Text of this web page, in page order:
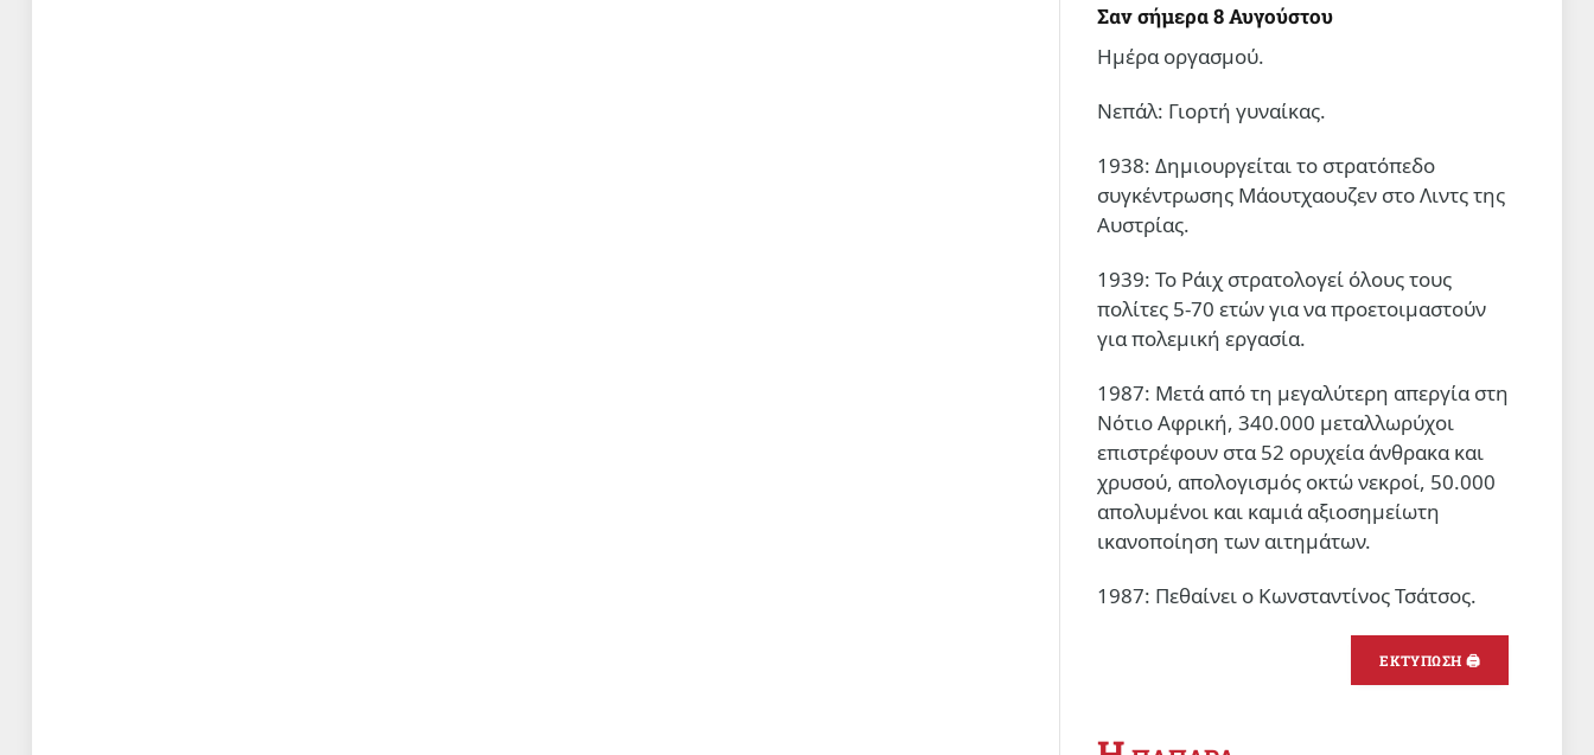
Σαν σήμερα 8 Αυγούστου
Ημέρα οργασμού.
Νεπάλ: Γιορτή γυναίκας.
1938: Δημιουργείται το στρατόπεδο
συγκέντρωσης Μάουτχαουζεν στο Λιντς της
Αυστρίας.
1939: Το Ράιχ στρατολογεί όλους τους
πολίτες 5-70 ετών για να προετοιμαστούν
για πολεμική εργασία.
1987: Μετά από τη μεγαλύτερη απεργία στη
Νότιο Αφρική, 340.000 μεταλλωρύχοι
επιστρέφουν στα 52 ορυχεία άνθρακα και
χρυσού, απολογισμός οκτώ νεκροί, 50.000
απολυμένοι και καμιά αξιοσημείωτη
ικανοποίηση των αιτημάτων.
1987: Πεθαίνει ο Κωνσταντίνος Τσάτσος.
ΕΚΤΥΠΩΣΗ 🖨